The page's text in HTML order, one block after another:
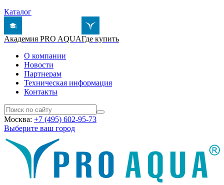
Каталог
Академия PRO AQUAГде купить
О компании
Новости
Партнерам
Техническая информация
Контакты
Москва: +7 (495) 602-95-73
Выберите ваш город